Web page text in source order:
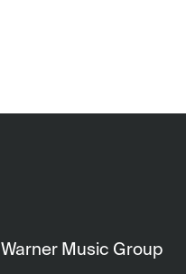
Warner Music Group